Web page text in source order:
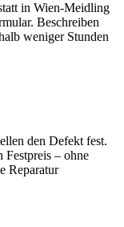
in Wien-Meidling
Beschreiben
weniger Stunden
den Defekt fest.
Festpreis – ohne
Reparatur